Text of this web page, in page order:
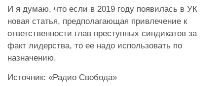
И я думаю, что если в 2019 году появилась в УК
новая статья, предполагающая привлечение к
ответственности глав преступных синдикатов за
факт лидерства, то ее надо использовать по
назначению.
Источник: «Радио Свобода»